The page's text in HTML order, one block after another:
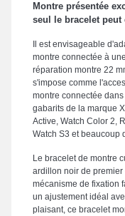
Montre présentée
seul le bracelet peut
Il est envisageable
montre connectée à
réparation montre 22
s'impose comme
montre connectée
gabarits de la marque
Active, Watch Color 2,
Watch S3 et beaucoup
Le bracelet de montre
ardillon noir de
mécanisme de fixation
un ajustement idéal
plaisant, ce bracelet